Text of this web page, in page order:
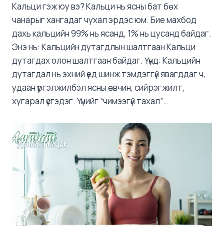
Кальци гэж юу вэ? Кальци нь ясны бат бөх
чанарыг хангадаг чухал эрдэс юм. Бие махбод
дахь кальцийн 99% нь ясанд, 1% нь цусанд байдаг.
Энэ нь: Кальцийн дутагдлын шалтгаан Кальци
дутагдах олон шалтгаан байдаг. Үүнд: Кальцийн
дутагдал нь эхний үед шинж тэмдэггүй явагддаг ч,
удаан үргэлжилбэл ясны өвчин, сийрэгжилт,
хугарал үүсгэдэг. Үүнийг “чимээгүй тахал”…